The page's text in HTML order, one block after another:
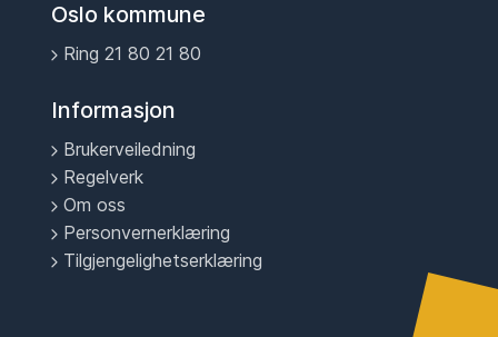
Oslo kommune
Ring 21 80 21 80
Informasjon
Brukerveiledning
Regelverk
Om oss
Personvernerklæring
Tilgjengelighetserklæring